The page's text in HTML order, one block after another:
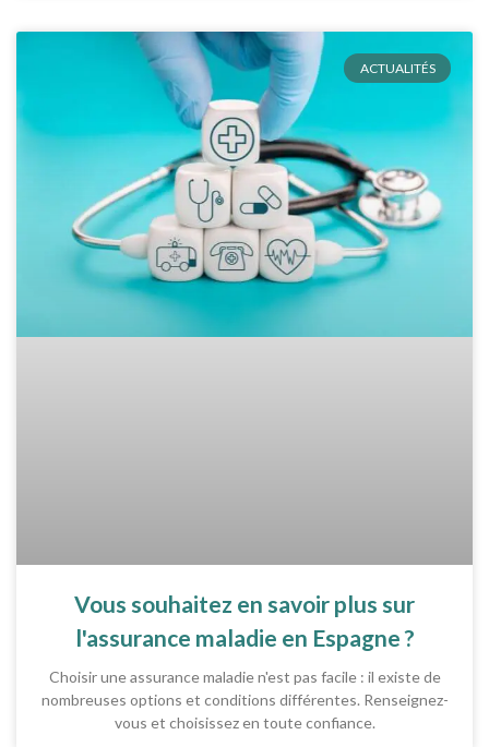
ACTUALITÉS
Vous souhaitez en savoir plus sur
l'assurance maladie en Espagne ?
Choisir une assurance maladie n'est pas facile : il existe de
nombreuses options et conditions différentes. Renseignez-
vous et choisissez en toute confiance.